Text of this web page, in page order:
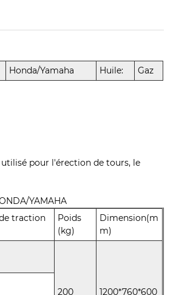
Honda/Yamaha Huile: Gaz
utilisé pour l'érection de tours, le
YAMAHA
traction
Poids
(kg)
Dimension(m
m)
200 1200*760*600